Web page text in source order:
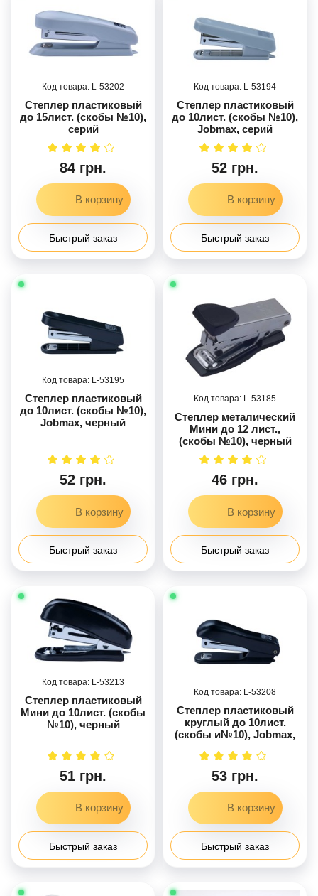
53202
Степлер пластиковый
до 15лист. (скобы №10),
серий
84 грн.
Быстрый заказ
53194
Степлер пластиковый
до 10лист. (скобы №10),
Jobmax, серий
52 грн.
Быстрый заказ
53195
Степлер пластиковый
до 10лист. (скобы №10),
Jobmax, черный
52 грн.
Быстрый заказ
53185
Степлер металический
Мини до 12 лист.,
(скобы №10), черный
46 грн.
Быстрый заказ
53213
Степлер пластиковый
Мини до 10лист. (скобы
№10), черный
51 грн.
Быстрый заказ
53208
Степлер пластиковый
круглый до 10лист.
(скобы и№10), Jobmax,
черный
53 грн.
Быстрый заказ